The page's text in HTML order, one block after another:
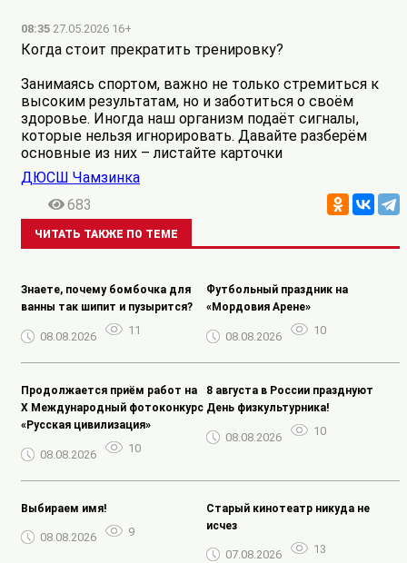
08:35 27.05.2026 16+
Когда стоит прекратить тренировку?
Занимаясь спортом, важно не только стремиться к
высоким результатам, но и заботиться о своём
здоровье. Иногда наш организм подаёт сигналы,
которые нельзя игнорировать. Давайте разберём
основные из них – листайте карточки
ДЮСШ Чамзинка
683
ЧИТАТЬ ТАКЖЕ ПО ТЕМЕ
Знаете, почему бомбочка для
ванны так шипит и пузырится?
08.08.2026 11
️Футбольный праздник на
«Мордовия Арене»
08.08.2026 10
Продолжается приём работ на
Х Международный фотоконкурс
«Русская цивилизация»
08.08.2026 10
8 августа в России празднуют
День физкультурника!
08.08.2026 10
Выбираем имя!
08.08.2026 9
Старый кинотеатр никуда не
исчез
07.08.2026 13